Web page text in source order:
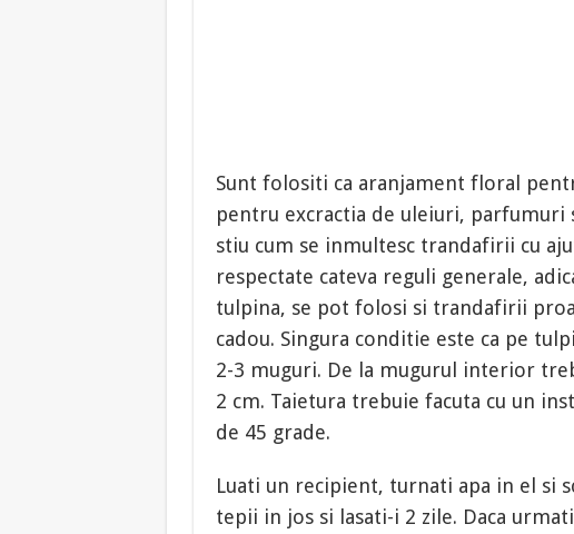
Sunt folositi ca aranjament floral
pentru excractia de uleiuri,
stiu cum se inmultesc trandafirii cu
respectate cateva reguli generale,
tulpina, se pot folosi si trandafirii
cadou. Singura conditie este ca pe
2-3 muguri. De la mugurul interior
2 cm. Taietura trebuie facuta cu un
de 45 grade.
Luati un recipient, turnati apa in el si
tepii in jos si lasati-i 2 zile. Daca